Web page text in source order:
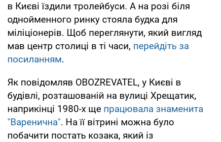
в Києві їздили тролейбуси. А на розі біля
однойменного ринку стояла будка для
міліціонерів. Щоб переглянути, який вигляд
мав центр столиці в ті часи, перейдіть за
посиланням.
Як повідомляв OBOZREVATEL, у Києві в
будівлі, розташованій на вулиці Хрещатик,
наприкінці 1980-х ще працювала знаменита
"Варенична". На її вітрині можна було
побачити постать козака, який із